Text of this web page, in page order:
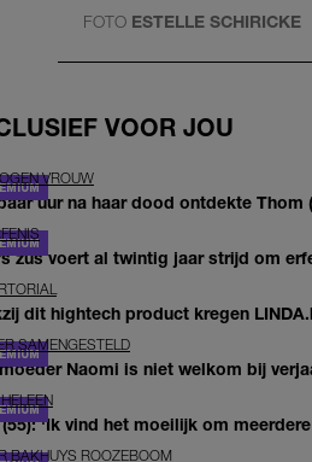
FOTO ESTELLE SCHIRICKE
VOOR JOU
VROUW
uur na haar dood ontdekte
zus voert al twintig jaar strijd om
dit hightech product kregen
SAMENGESTELD
Naomi is niet welkom bij
(55): 'Ik vind het moeilijk om
BAKHUYS ROOZEBOOM